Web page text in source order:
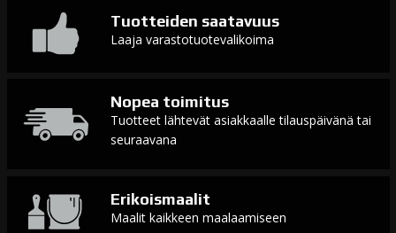
Tuotteiden saatavuus
Laaja varastotuotevalikoima
Nopea toimitus
Tuotteet lähtevät asiakkaalle tilauspäivänä tai
seuraavana
Erikoismaalit
Maalit kaikkeen maalaamiseen